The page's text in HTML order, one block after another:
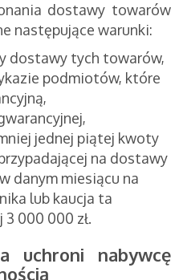
dostawy towarów
następujące warunki:
dostawy tych towarów,
podmiotów, które
jednej piątej kwoty
na dostawy
danym miesiącu na
lub kaucja ta
3 000 000 zł.
uchroni nabywcę